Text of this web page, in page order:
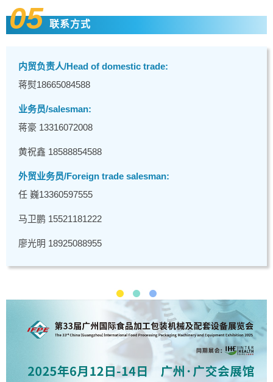
05 联系方式
内贸负责人/Head of domestic trade:
蒋熨18665084588
业务员/salesman:
蒋豪 13316072008
黄祝鑫 18588854588
外贸业务员/Foreign trade salesman:
任 巍13360597555
马卫鹏 15521181222
廖光明 18925088955